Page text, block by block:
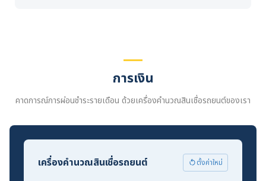
การเงิน
คาดการณ์การผ่อนชำระรายเดือน ด้วยเครื่องคำนวณสินเชื่อรถยนต์ของเรา
เครื่องคำนวณสินเชื่อรถยนต์ ตั้งค่าใหม่